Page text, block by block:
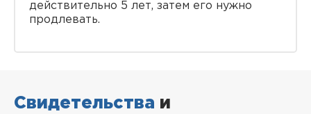
действительно 5 лет, затем его нужно
продлевать.
Свидетельства и